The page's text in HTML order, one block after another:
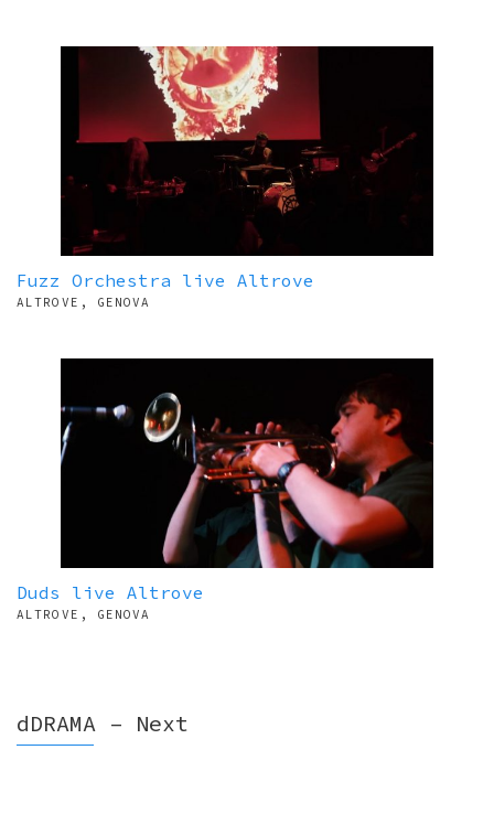
Fuzz Orchestra live Altrove
ALTROVE, GENOVA
Duds live Altrove
ALTROVE, GENOVA
dDRAMA – Next